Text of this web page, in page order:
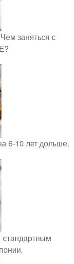
заняться с
6-10 лет дольше.
стандартным